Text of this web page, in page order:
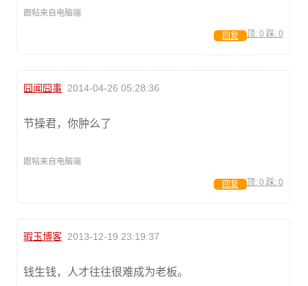
跟帖来自电脑端
顶: 0 踩: 0
回复
囧闻囧事 2014-04-26 05:28:36
节操君，你肿么了
跟帖来自电脑端
顶: 0 踩: 0
回复
瑕玉博客 2013-12-19 23:19:37
钱生钱，人才往往很难成为老板。